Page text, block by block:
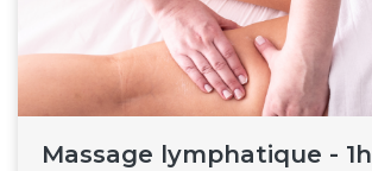
Massage lymphatique - 1h